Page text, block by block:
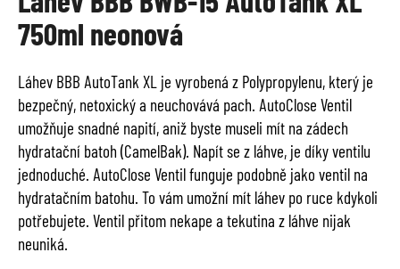
je
0,0
z
hvězdiček.
750ml neonová
Láhev BBB AutoTank XL je vyrobená z Polypropylenu, který je
bezpečný, netoxický a neuchovává pach. AutoClose Ventil
umožňuje snadné napití, aniž byste museli mít na zádech
hydratační batoh (CamelBak). Napít se z láhve, je díky ventilu
jednoduché. AutoClose Ventil funguje podobně jako ventil na
hydratačním batohu. To vám umožní mít láhev po ruce kdykoli
potřebujete. Ventil přitom nekape a tekutina z láhve nijak
neuniká.
a
j
í
t
?
HLEDAT